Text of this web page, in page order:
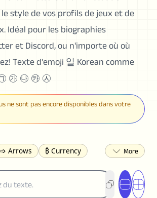
style de vos profils de jeux et de
Idéal pour les biographies
et Discord, ou n'importe où où
Texte d'emoji 일 Korean comme
㉮ ㉯ ㉸ ㉦
ne sont pas encore disponibles dans votre
➩ Arrows
₿ Currency